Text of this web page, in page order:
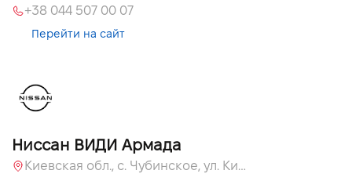
+38 044 507 00 07
Перейти на сайт
Ниссан ВИДИ Армада
Киевская обл., c. Чубинское, ул. Киевская, 55